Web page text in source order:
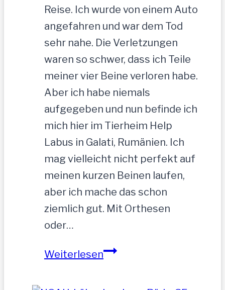
Reise. Ich wurde von einem Auto
angefahren und war dem Tod
sehr nahe. Die Verletzungen
waren so schwer, dass ich Teile
meiner vier Beine verloren habe.
Aber ich habe niemals
aufgegeben und nun befinde ich
mich hier im Tierheim Help
Labus in Galati, Rumänien. Ich
mag vielleicht nicht perfekt auf
meinen kurzen Beinen laufen,
aber ich mache das schon
ziemlich gut. Mit Orthesen
oder…
WeiterlesenSandu